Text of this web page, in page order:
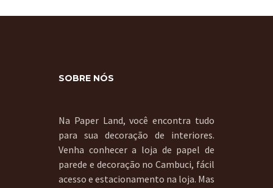
SOBRE NÓS
Na Paper Land, você encontra tudo
para sua decoração de interiores.
Venha conhecer a loja de papel de
parede e decoração no Cambuci, fácil
acesso e estacionamento na loja. Mas